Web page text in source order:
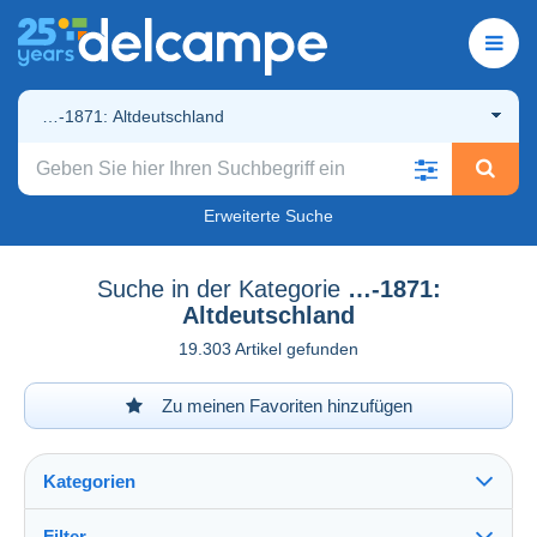
…-1871: Altdeutschland
Erweiterte Suche
Suche in der Kategorie …-1871:
Altdeutschland
19.303 Artikel gefunden
Zu meinen Favoriten hinzufügen
Kategorien